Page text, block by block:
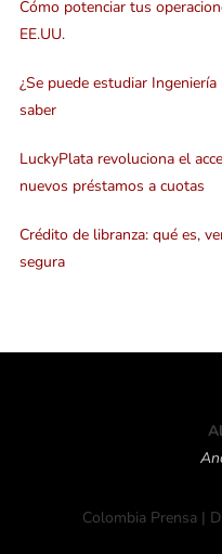
Cómo potenciar tus
EE.UU.
¿Se puede estudiar
saber
LuckyPlata revoluciona el
nuevos préstamos a cuotas
Crédito de libranza: qué es,
segura
Colombia Prensa |